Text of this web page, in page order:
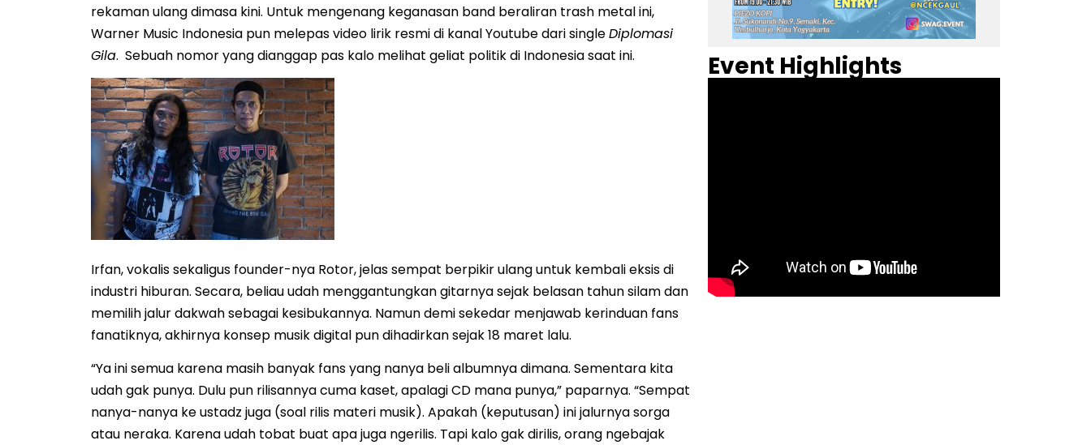
rekaman ulang dimasa kini. Untuk mengenang keganasan band beraliran trash metal ini,
Warner Music Indonesia pun melepas video lirik resmi di kanal Youtube dari singleDiplomasi
Gila. Sebuah nomor yang dianggap pas kalo melihat geliat politik di Indonesia saat ini.
Irfan, vokalis sekaligus founder-nya Rotor, jelas sempat berpikir ulang untuk kembali eksis di
industri hiburan. Secara, beliau udah menggantungkan gitarnya sejak belasan tahun silam dan
memilih jalur dakwah sebagai kesibukannya. Namun demi sekedar menjawab kerinduan fans
fanatiknya, akhirnya konsep musik digital pun dihadirkan sejak 18 maret lalu.
“Ya ini semua karena masih banyak fans yang nanya beli albumnya dimana. Sementara kita
udah gak punya. Dulu pun rilisannya cuma kaset, apalagi CD mana punya,” paparnya. “Sempat
nanya-nanya ke ustadz juga (soal rilis materi musik). Apakah (keputusan) ini jalurnya sorga
atau neraka. Karena udah tobat buat apa juga ngerilis. Tapi kalo gak dirilis, orang ngebajak
Event Highlights